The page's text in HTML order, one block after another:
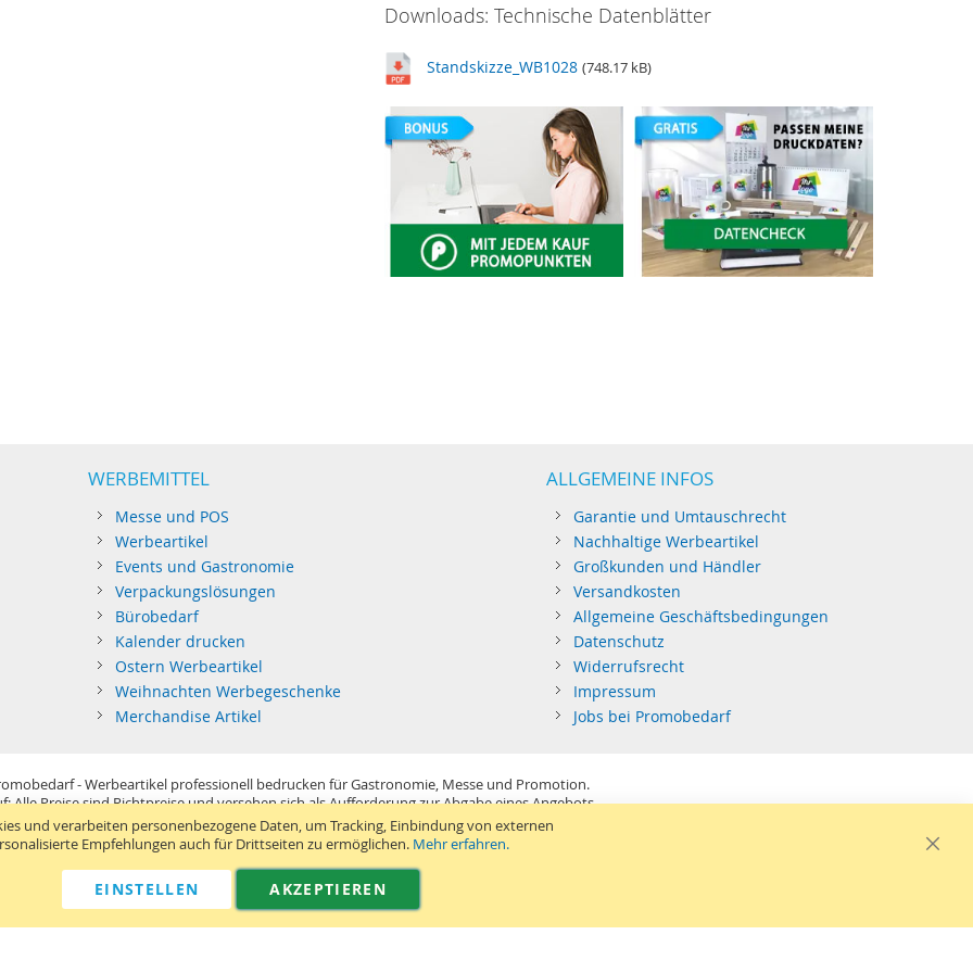
Downloads: Technische Datenblätter
Standskizze_WB1028 (748.17 kB)
WERBEMITTEL
Messe und POS
Werbeartikel
Events und Gastronomie
Verpackungslösungen
Bürobedarf
Kalender drucken
Ostern Werbeartikel
Weihnachten Werbegeschenke
Merchandise Artikel
ALLGEMEINE INFOS
Garantie und Umtauschrecht
Nachhaltige Werbeartikel
Großkunden und Händler
Versandkosten
Allgemeine Geschäftsbedingungen
Datenschutz
Widerrufsrecht
Impressum
Jobs bei Promobedarf
- Werbeartikel professionell bedrucken für Gastronomie, Messe und Promotion.
Alle Preise sind Richtpreise und versehen sich als Aufforderung zur Abgabe eines Angebots.
der Preisangabenverordnung und verstehen sich netto zzgl. MwSt. USB-Sticks: Tagespreise ggf. zzgl. Druckkosten und GEMA.
Standard-Versand erfolgt kostenlos (Deutsches Festland).
Telefon:040 38 63 12 40 Kontaktformular
und verarbeiten personenbezogene Daten, um Tracking, Einbindung von externen
Empfehlungen auch für Drittseiten zu ermöglichen. Mehr erfahren.
AKZEPTIEREN
EINSTELLEN